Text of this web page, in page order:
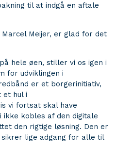
til at indgå en aftale
Meijer, er glad for det
hele øen, stiller vi os igen i
for udviklingen i
er et borgerinitiativ,
et hul i
vi fortsat skal have
ikke kobles af den digitale
den rigtige løsning. Den er
lige adgang for alle til